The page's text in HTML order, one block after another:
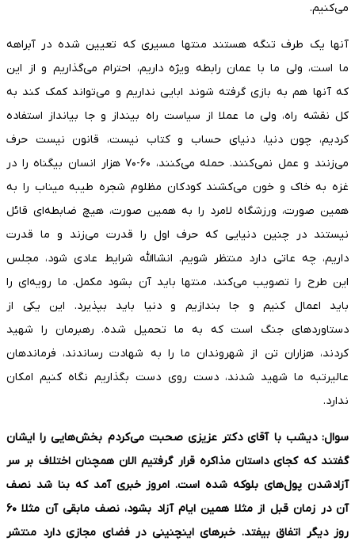
می‌کنیم.
آنها یک طرف تنگه هستند منتها مسیری که تعیین شده در آبراهه
ما است، ولی ما با عمان رابطه ویژه داریم، احترام می‌گذاریم و از این
که آنها هم به بازی گرفته شوند ابایی نداریم و می‌تواند کمک کند به
کل نقشه راه، ولی ما عملا از سیاست راه بینداز و جا بیانداز استفاده
کردیم، چون دنیا، دنیای حساب و کتاب نیست، قانون نیست حرف
می‌زنند و عمل نمی‌کنند. حمله می‌کنند، ۶۰-۷۰ هزار انسان بیگناه را در
غزه به خاک و خون می‌کشند کودکان مظلوم شجره طیبه میناب را به
همین صورت، ورزشگاه لامرد را به همین صورت، هیچ ضابطه‌ای قائل
نیستند در چنین دنیایی که حرف اول را قدرت می‌زند و ما قدرت
داریم، چه عاتی دارد منتظر شویم. انشاالله شرایط عادی شود، مجلس
این طرح را تصویب می‌کند، منتها باید آن بشود مکمل. ما رویه‌ای را
باید اعمال کنیم و جا بندازیم و دنیا باید بپذیرد. این یکی از
دستاوردهای جنگ است که به ما تحمیل شده. رهبرمان را شهید
کردند، هزاران تن از شهروندان ما را به شهادت رساندند، فرماندهان
عالیرتبه ما شهید شدند، دست روی دست بگذاریم نگاه کنیم امکان
ندارد.
سوال: دیشب با آقای دکتر عزیزی صحبت می‌کردم بخش‌هایی را ایشان
گفتند که کجای داستان مذاکره قرار گرفتیم الان همچنان اختلاف بر سر
آزادشدن پول‌های بلوکه شده است. امروز خبری آمد که بنا شد نصف
آن در زمان قبل از مثلا همین ایام آزاد بشود، نصف مابقی آن مثلا ۶۰
روز دیگر اتفاق بیفتد. خبرهای اینچنینی در فضای مجازی دارد منتشر